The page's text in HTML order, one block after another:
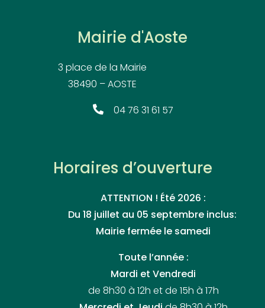
Mairie d'Aoste
3 place de la Mairie
38490 – AOSTE
04 76 31 61 57
Horaires d’ouverture
ATTENTION ! Été 2026 :
Du 18 juillet au 05 septembre inclus:
Mairie fermée le samedi
Toute l’année :
Mardi et Vendredi
de 8h30 à 12h et de 15h à 17h